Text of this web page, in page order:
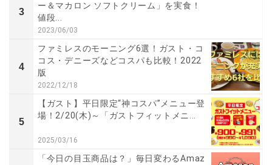
3
ー＆マカロン ソフトクリーム」を実食！
値段...
2023/06/03
4
ファミレスのモーニング6選！ガスト・コ
コス・デニーズなどコスパも比較！2022
版
2022/12/18
5
【ガスト】平日限定“神コスパ”メニュー登
場！2/20(木)～「ガストフィットメニ...
2025/03/16
「今日の目玉商品は？」毎日変わるAmaz